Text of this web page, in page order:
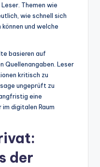
Themen wie
wie schnell sich
und welche
basieren auf
Quellenangaben. Leser
kritisch zu
ungeprüft zu
eine
digitalen Raum
der